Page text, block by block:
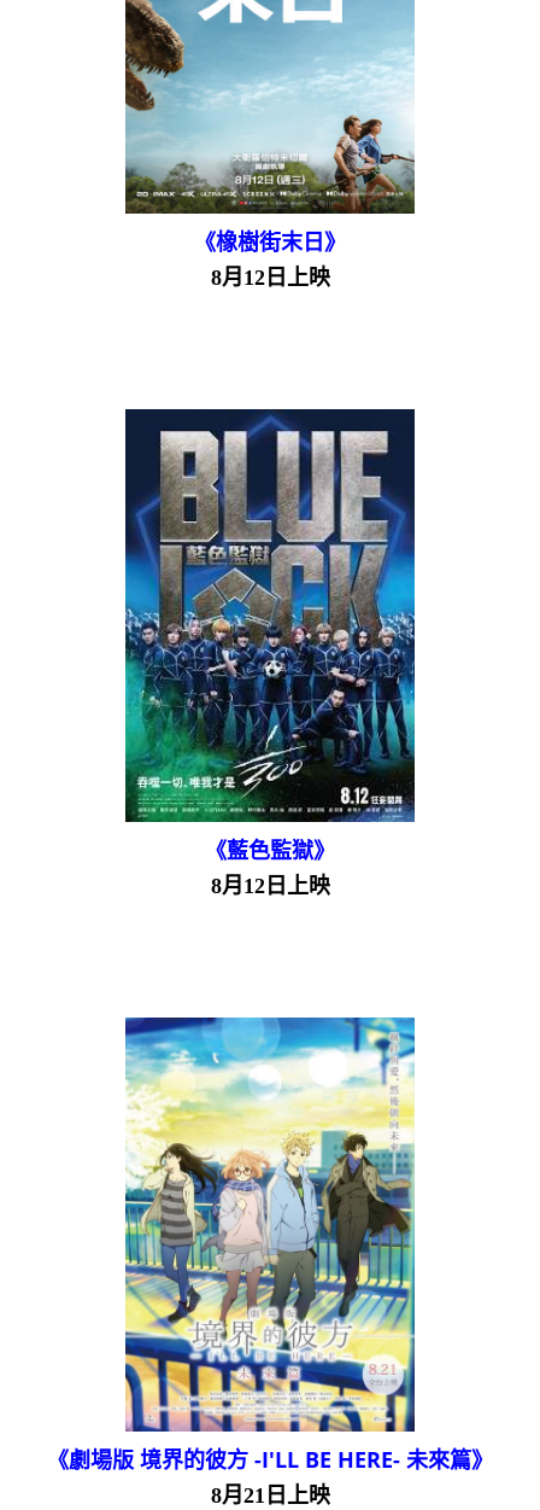
《橡樹街末日》
8月12日上映
《藍色監獄》
8月12日上映
《劇場版 境界的彼方 -I'LL BE HERE- 未來篇》
8月21日上映